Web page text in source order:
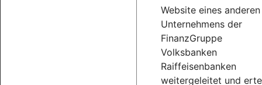
Website eines anderen
Unternehmens der
FinanzGruppe
Volksbanken
Raiffeisenbanken
weitergeleitet und